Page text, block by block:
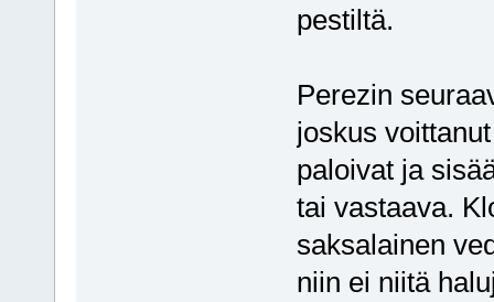
pestiltä.
Perezin
joskus
paloivat ja
tai vastaava.
saksalainen
niin ei niitä